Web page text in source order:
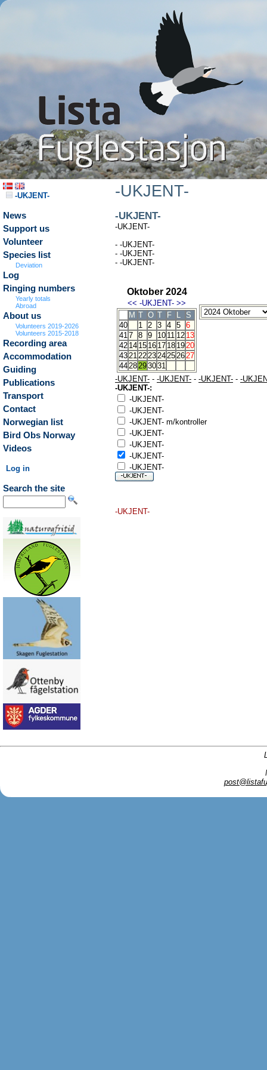
-UKJENT-
News
Support us
Volunteer
Species list
Deviation
Log
Ringing numbers
Yearly totals
Abroad
About us
Volunteers 2019-2026
Volunteers 2015-2018
Recording area
Accommodation
Guiding
Publications
Transport
Contact
Norwegian list
Bird Obs Norway
Videos
Log in
Search the site
-UKJENT-
-UKJENT-
-UKJENT-
- -UKJENT-
- -UKJENT-
- -UKJENT-
Oktober 2024
<< -UKJENT- >>
M T O T F L
S
40
1 2 3 4 5 6
417 8 9 10 11 12 13
42 14 15 16 17 18 1920
4321222324252627
4428293031
-UKJENT- - -UKJENT- - -UKJENT- - -
-UKJENT-:
-UKJENT-
-UKJENT-
-UKJENT- m/kontroller
-UKJENT-
-UKJENT-
-UKJENT-
-UKJENT-
-UKJENT-